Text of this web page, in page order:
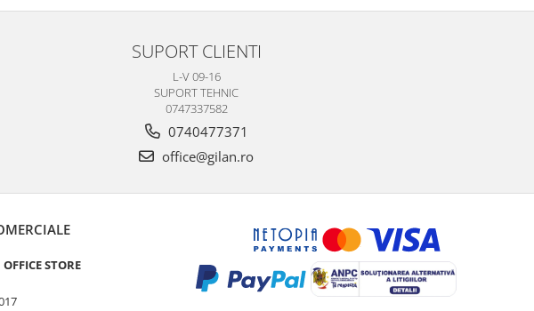
SUPORT CLIENTI
L-V 09-16
SUPORT TEHNIC
0747337582
0740477371
office@gilan.ro
STORE